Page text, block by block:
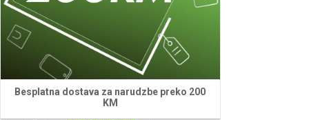
Besplatna dostava za narudzbe preko 200
KM
Fuse multifunkcionalni alati
FUSE akumulatorski
multifunkcionalni alat
Villager VLN 1024
120,00